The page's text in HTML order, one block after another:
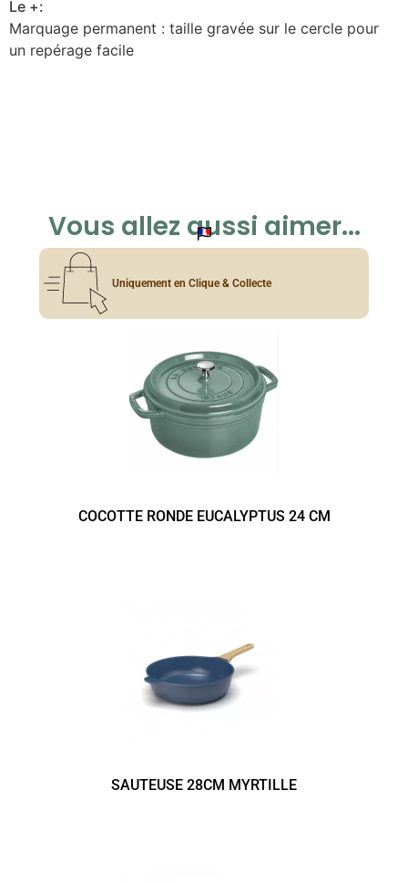
Le +:
Marquage permanent : taille gravée sur le cercle pour
un repérage facile
Vous allez aussi aimer...
Uniquement en Clique & Collecte
COCOTTE RONDE EUCALYPTUS 24 CM
SAUTEUSE 28CM MYRTILLE